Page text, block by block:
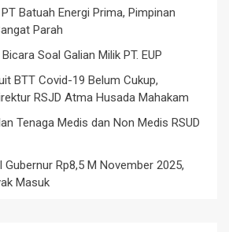
Batuah Energi Prima, Pimpinan
Parah
Soal Galian Milik PT. EUP
BTT Covid-19 Belum Cukup,
RSJD Atma Husada Mahakam
Tenaga Medis dan Non Medis RSUD
Gubernur Rp8,5 M November 2025,
Masuk